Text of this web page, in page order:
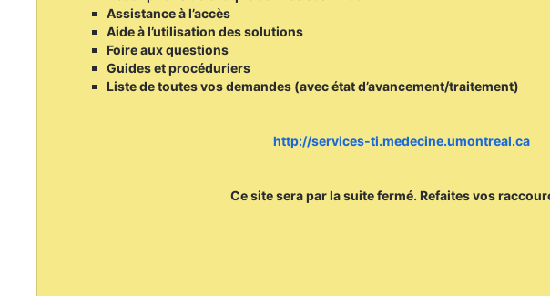
Assistance à l’accès
Aide à l’utilisation des solutions
Foire aux questions
Guides et procéduriers
Liste de toutes vos demandes (avec état d’avancement/traitement)
http://services-ti.medecine.umontreal.ca
Ce site sera par la suite fermé. Refaites vos